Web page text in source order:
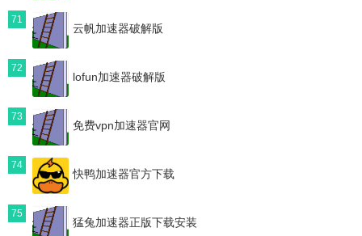
71
云帆加速器破解版
72
lofun加速器破解版
73
免费vpn加速器官网
74
快鸭加速器官方下载
75
猛兔加速器正版下载安装